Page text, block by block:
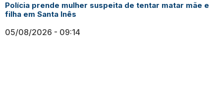
Polícia prende mulher suspeita de tentar matar mãe e
filha em Santa Inês
05/08/2026 09:14